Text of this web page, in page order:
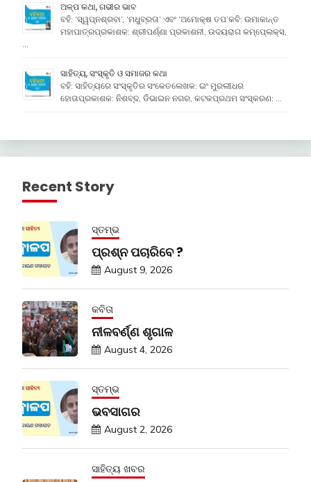
ଅଳ୍ପ କଥା, ଗଭୀର ଭାବ
ବହି: ‘ସ୍ୱପ୍ନଶ୍ରବା’, ‘ମଧୁବ୍ରତା’ ଏବଂ ‘ଅମୋକ୍ଷ ତପ’କବି: ଉମାକାନ୍ତ
ମହାପାତ୍ରପ୍ରକାଶକ: ଶ୍ରୀପର୍ଣ୍ଣା ପ୍ରକାଶନୀ, ଉଦୟରାଗ କମ୍ପେ୍ଲକ୍ସ,
…
ସାହିତ୍ୟ, ସଂସ୍କୃତି ଓ ସମାଜର କଥା
ବହି: ସାହିତ୍ୟରେ ସଂସ୍କୃତିର ସଂକେତଲେଖକ: ଇଂ ମୁରଲୀଧର
ହୋତାପ୍ରକାଶକ: ନିଶବ୍ଦ, ଡିଭାଇନ ନଗର, କଟକପ୍ରଥମ ସଂସ୍କରଣ: …
Recent Story
ସ୍ତମ୍ଭ
ପ୍ରଶ୍ନ ପଚାରିବେ ?
August 9, 2026
କବିତା
ନୀଳବର୍ଣ୍ଣ ଶୃଗାଳ
August 4, 2026
ସ୍ତମ୍ଭ
ଭବସାଗର
August 2, 2026
ସାହିତ୍ୟ ଖବର